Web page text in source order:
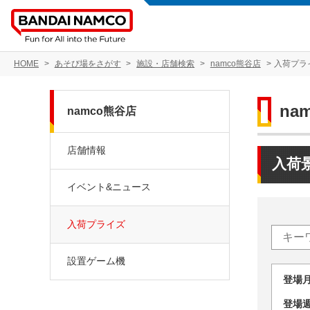
HOME あそび場をさがす 施設・店舗検索 namco熊谷店 入荷プラ
入荷
登
登
namco熊谷店
店舗情報
イベント&ニュース
入荷プライズ
設置ゲーム機